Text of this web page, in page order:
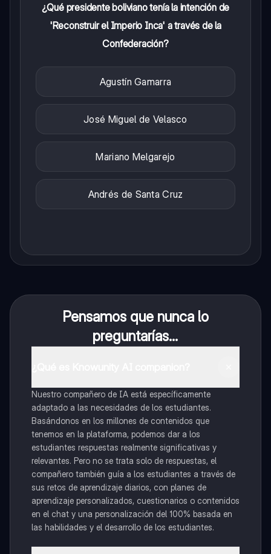
¿Qué presidente boliviano tenía la intención de
'Reconstruir el Imperio Inca' a través de la
Confederación?
Agustín Gamarra
José Miguel de Velasco
Mariano Melgarejo
Andrés de Santa Cruz
Pensamos que nunca lo
preguntarías...
Nuestro compañero de IA está específicamente
adaptado a las necesidades de los estudiantes.
Basándonos en los millones de contenidos que
tenemos en la plataforma, podemos dar a los
estudiantes respuestas realmente significativas y
relevantes. Pero no se trata solo de respuestas, el
compañero también guía a los estudiantes a través de
sus retos de aprendizaje diarios, con planes de
aprendizaje personalizados, cuestionarios o contenidos
en el chat y una personalización del 100% basada en
las habilidades y el desarrollo de los estudiantes.